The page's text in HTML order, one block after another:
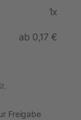
1x
ab 0,17 €
Freigabe